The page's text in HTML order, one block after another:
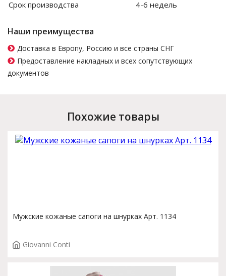
Срок производства
4-6 недель
Наши преимущества
Доставка в Европу, Россию и все страны СНГ
Предоставление накладных и всех сопутствующих
документов
Похожие товары
Мужские кожаные сапоги на шнурках Арт. 1134
Giovanni Conti